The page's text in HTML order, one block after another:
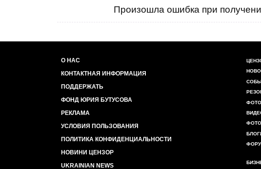
Произошла ошибка при
О НАС
КОНТАКТНАЯ ИНФОРМАЦИЯ
ПОДДЕРЖАТЬ
ФОНД ЮРИЯ БУТУСОВА
РЕКЛАМА
УСЛОВИЯ ПОЛЬЗОВАНИЯ
ПОЛИТИКА КОНФИДЕНЦИАЛЬНОСТИ
НОВИНИ ЦЕНЗОР
UKRAINIAN NEWS
ФОТО